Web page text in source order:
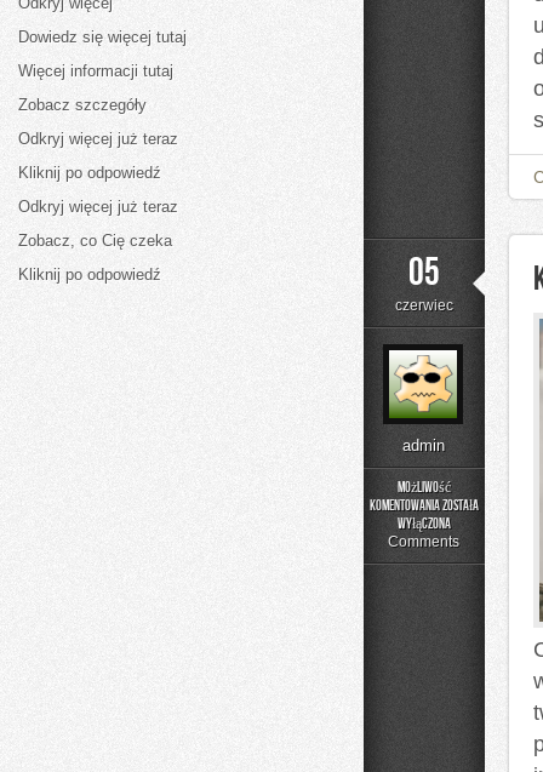
05
czerwiec
admin
Możliwość
komentowania
Europie
została
wyłączona
Comments
Dowiedz się więcej tutaj
Więcej informacji tutaj
Zobacz szczegóły
Odkryj więcej już teraz
Kliknij po odpowiedź
Odkryj więcej już teraz
Zobacz, co Cię czeka
Kliknij po odpowiedź